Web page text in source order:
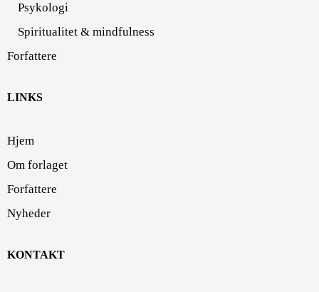
Psykologi
Spiritualitet & mindfulness
Forfattere
LINKS
Hjem
Om forlaget
Forfattere
Nyheder
KONTAKT